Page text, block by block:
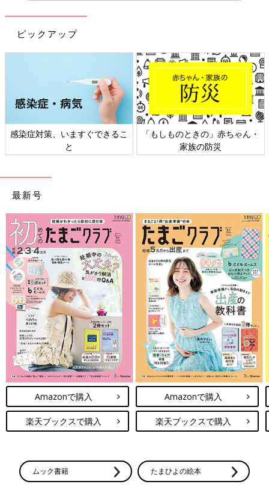
ピックアップ
、いますぐできるこ
「もしものときの」赤ちゃん・
日本外来
最新号
Amazonで購入
楽天ブックスで購入
Amazonで購入
楽天ブックスで購入
ムック書籍 たまひよの絵本